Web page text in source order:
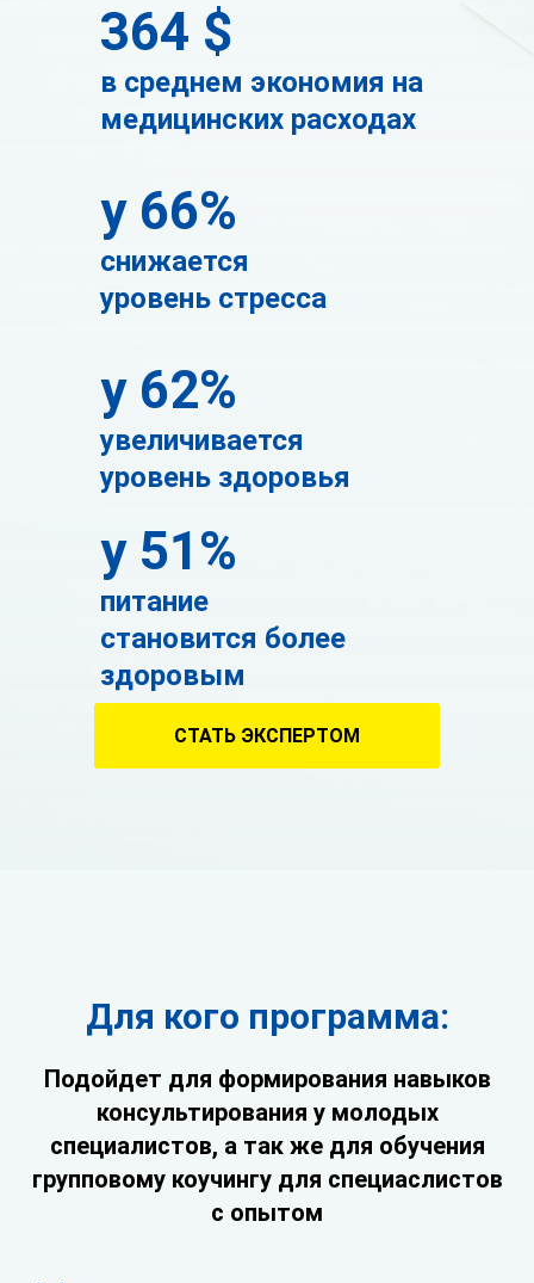
364 $
в среднем экономия на
медицинских расходах
у 66%
снижается
уровень стресса
у 62%
увеличивается
уровень здоровья
у 51%
питание
становится более
здоровым
СТАТЬ ЭКСПЕРТОМ
Для кого программа:
Подойдет для формирования навыков
консультирования у молодых
специалистов, а так же для обучения
групповому коучингу для специаслистов
с опытом